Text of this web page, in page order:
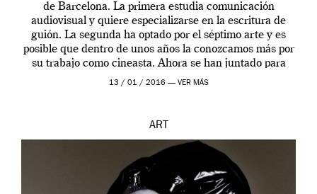
de Barcelona. La primera estudia comunicación
audiovisual y quiere especializarse en la escritura de
guión. La segunda ha optado por el séptimo arte y es
posible que dentro de unos años la conozcamos más por
su trabajo como cineasta. Ahora se han juntado para
contarnos una […]
13 / 01 / 2016 — VER MÁS
ART